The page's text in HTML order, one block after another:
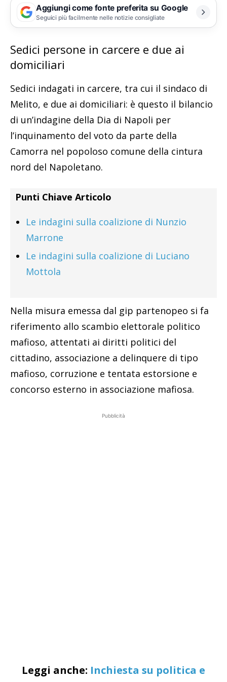
Aggiungi come fonte preferita su Google
Seguici più facilmente nelle notizie consigliate
Sedici persone in carcere e due ai
domiciliari
Sedici indagati in carcere, tra cui il sindaco di
Melito, e due ai domiciliari: è questo il bilancio
di un’indagine della Dia di Napoli per
l’inquinamento del voto da parte della
Camorra nel popoloso comune della cintura
nord del Napoletano.
Punti Chiave Articolo
Le indagini sulla coalizione di Nunzio
Marrone
Le indagini sulla coalizione di Luciano
Mottola
Nella misura emessa dal gip partenopeo si fa
riferimento allo scambio elettorale politico
mafioso, attentati ai diritti politici del
cittadino, associazione a delinquere di tipo
mafioso, corruzione e tentata estorsione e
concorso esterno in associazione mafiosa.
Pubblicità
Leggi anche: Inchiesta su politica e